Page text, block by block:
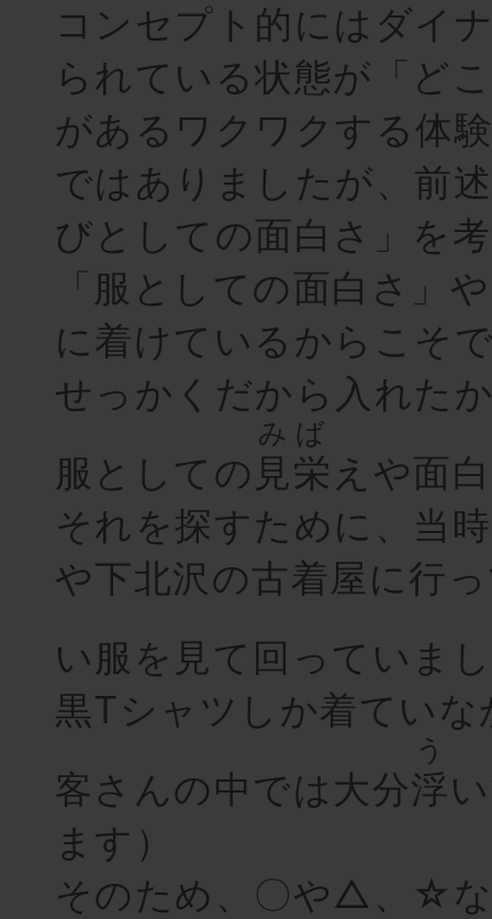
コンセプト的にはダイ
られている状態が「ど
があるワクワクする体
ではありましたが、前
びとしての面白さ」を
「服としての面白さ」
に着けているからこそ
せっかくだから入れた
服としての 見栄
みば
えや面
それを探すために、当
や下北沢の古着屋に行
い服を見て回っていま
黒Tシャツしか着てい
客さんの中では大分浮
う
ます）
そのため、〇や△、☆